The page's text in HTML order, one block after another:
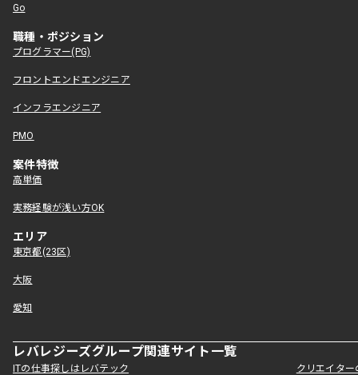
Go
職種・ポジション
プログラマー(PG)
フロントエンドエンジニア
インフラエンジニア
PMO
案件特徴
高単価
実務経験が浅い方OK
エリア
東京都(23区)
大阪
愛知
レバレジーズグループ関連サイト一覧
ITの仕事探しはレバテック クリエイタ